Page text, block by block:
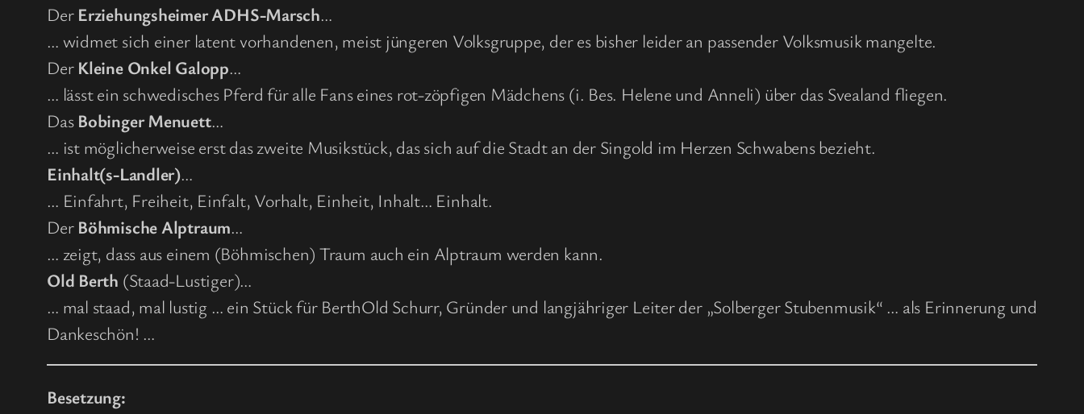
Der Erziehungsheimer ADHS-Marsch…
… widmet sich einer latent vorhandenen, meist jüngeren Volksgruppe, der es bisher leider an passender Volksmusik mangelte.
Der Kleine Onkel Galopp…
… lässt ein schwedisches Pferd für alle Fans eines rot-zöpfigen Mädchens (i. Bes. Helene und Anneli) über das Svealand fliegen.
Das Bobinger Menuett…
… ist möglicherweise erst das zweite Musikstück, das sich auf die Stadt an der Singold im Herzen Schwabens bezieht.
Einhalt(s-Landler)…
… Einfahrt, Freiheit, Einfalt, Vorhalt, Einheit, Inhalt… Einhalt.
Der Böhmische Alptraum…
… zeigt, dass aus einem (Böhmischen) Traum auch ein Alptraum werden kann.
Old Berth (Staad-Lustiger)…
… mal staad, mal lustig … ein Stück für BerthOld Schurr, Gründer und langjähriger Leiter der „Solberger Stubenmusik“ … als Erinnerung und
Dankeschön! …
Besetzung: